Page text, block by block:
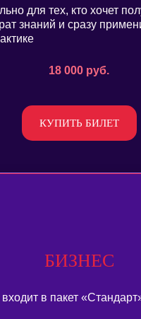
для тех, кто хочет
знаний и сразу
18 000 руб.
КУПИТЬ БИЛЕТ
БИЗНЕС
входит в пакет